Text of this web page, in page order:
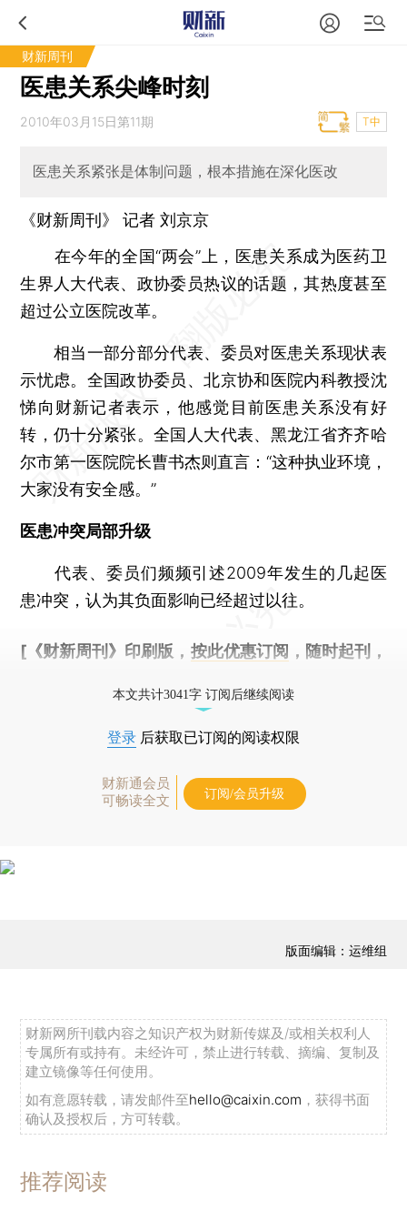
财新周刊
医患关系尖峰时刻
2010年03月15日第11期 T中
医患关系紧张是体制问题，根本措施在深化医改
《财新周刊》 记者 刘京京
在今年的全国“两会”上，医患关系成为医药卫
生界人大代表、政协委员热议的话题，其热度甚至
超过公立医院改革。
相当一部分部分代表、委员对医患关系现状表
示忧虑。全国政协委员、北京协和医院内科教授沈
悌向财新记者表示，他感觉目前医患关系没有好
转，仍十分紧张。全国人大代表、黑龙江省齐齐哈
尔市第一医院院长曹书杰则直言：“这种执业环境，
大家没有安全感。”
医患冲突局部升级
代表、委员们频频引述2009年发生的几起医
患冲突，认为其负面影响已经超过以往。
[《财新周刊》印刷版， 按此优惠订阅 ，随时起刊，
本文共计3041字 订阅后继续阅读
登录 后获取已订阅的阅读权限
财新通会员
可畅读全文
订阅/会员升级
版面编辑：运维组
财新网所刊载内容之知识产权为财新传媒及/或相关权利人
专属所有或持有。未经许可，禁止进行转载、摘编、复制及
建立镜像等任何使用。
如有意愿转载，请发邮件至hello@caixin.com ，获得书面
确认及授权后，方可转载。
推荐阅读